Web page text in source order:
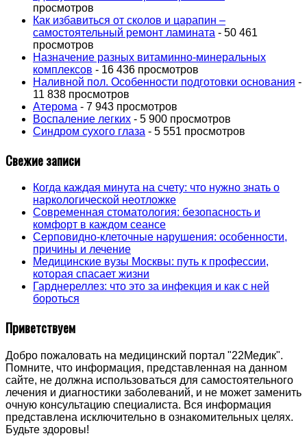
просмотров
Как избавиться от сколов и царапин –
самостоятельный ремонт ламината - 50 461
просмотров
Назначение разных витаминно-минеральных
комплексов - 16 436 просмотров
Наливной пол. Особенности подготовки основания -
11 838 просмотров
Атерома - 7 943 просмотров
Воспаление легких - 5 900 просмотров
Синдром сухого глаза - 5 551 просмотров
Свежие записи
Когда каждая минута на счету: что нужно знать о
наркологической неотложке
Современная стоматология: безопасность и
комфорт в каждом сеансе
Серповидно-клеточные нарушения: особенности,
причины и лечение
Медицинские вузы Москвы: путь к профессии,
которая спасает жизни
Гарднереллез: что это за инфекция и как с ней
бороться
Приветствуем
Добро пожаловать на медицинский портал "22Медик".
Помните, что информация, представленная на данном
сайте, не должна использоваться для самостоятельного
лечения и диагностики заболеваний, и не может заменить
очную консультацию специалиста. Вся информация
представлена исключительно в ознакомительных целях.
Будьте здоровы!